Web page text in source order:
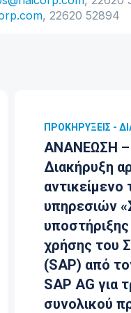
, 22620 52894
ΕΑΒ
31